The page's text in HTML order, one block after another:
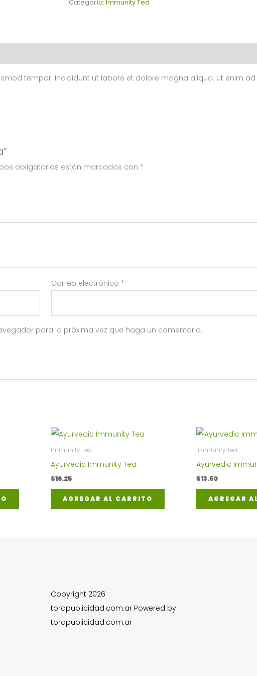
Categoría: Immunity Tea
tempor. Incididunt ut labore et dolore magna aliqua. Ut enim ad
obligatorios están marcados con *
Correo electrónico *
para la próxima vez que haga un comentario.
Immunity Tea
Ayurvedic Immunity Tea
$16.25
AGREGAR AL CARRITO
Immunity Tea
Ayurvedic
$13.50
AGREGAR
Copyright 2026
torapublicidad.com.ar Powered by
torapublicidad.com.ar